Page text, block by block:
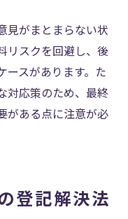
見がまとまらない状
リスクを回避し、後
ースがあります。た
対応策のため、最終
がある点に注意が必
登記解決法